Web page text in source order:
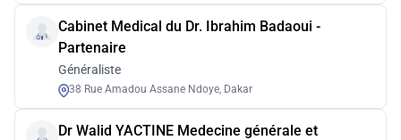
Cabinet Medical du Dr. Ibrahim Badaoui -
Partenaire
Généraliste
38 Rue Amadou Assane Ndoye, Dakar
Dr Walid YACTINE Medecine générale et